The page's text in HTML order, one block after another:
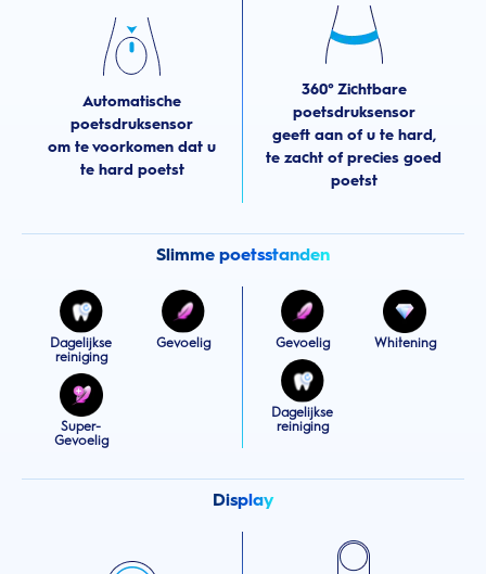
Automatische
poetsdruksensor
om te voorkomen dat u
te hard poetst
360° Zichtbare
poetsdruksensor
geeft aan of u te hard,
te zacht of precies goed
poetst
Slimme poetsstanden
Dagelijkse
reiniging
Gevoelig
Super-
Gevoelig
Gevoelig Whitening
Dagelijkse
reiniging
Display